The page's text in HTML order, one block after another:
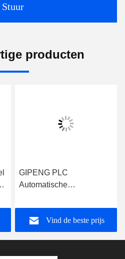
Stuur
producten
GIPENG PLC
Automatische
laminator en slitter
Vind de beste prijs